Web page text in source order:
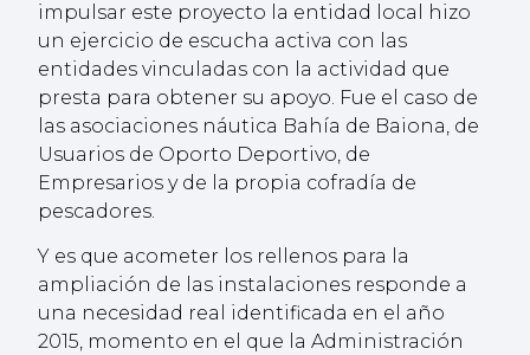
impulsar este proyecto la entidad local hizo
un ejercicio de escucha activa con las
entidades vinculadas con la actividad que
presta para obtener su apoyo. Fue el caso de
las asociaciones náutica Bahía de Baiona, de
Usuarios de Oporto Deportivo, de
Empresarios y de la propia cofradía de
pescadores.
Y es que acometer los rellenos para la
ampliación de las instalaciones responde a
una necesidad real identificada en el año
2015, momento en el que la Administración